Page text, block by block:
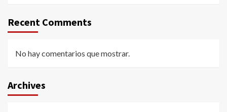
Recent Comments
No hay comentarios que mostrar.
Archives